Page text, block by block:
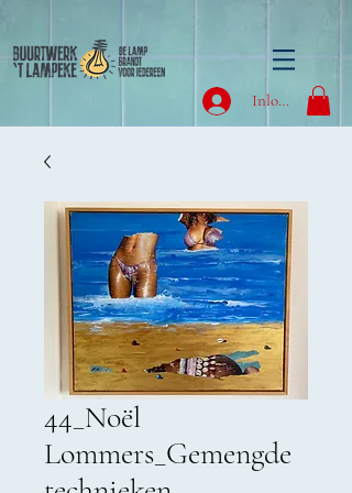
Inloggen
44_Noël
Lommers_Gemengde